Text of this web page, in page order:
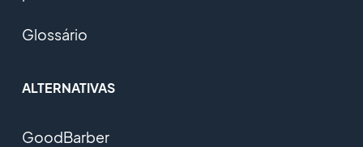
Glossário
ALTERNATIVAS
GoodBarber